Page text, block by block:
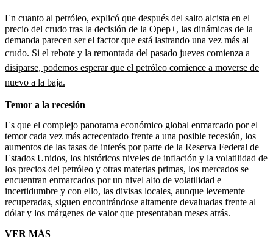
En cuanto al petróleo, explicó que después del salto alcista en el
precio del crudo tras la decisión de la Opep+, las dinámicas de la
demanda parecen ser el factor que está lastrando una vez más al
crudo. Si el rebote y la remontada del pasado jueves comienza a
disiparse, podemos esperar que el petróleo comience a moverse de
nuevo a la baja.
Temor a la recesión
Es que el complejo panorama económico global enmarcado por el
temor cada vez más acrecentado frente a una posible recesión, los
aumentos de las tasas de interés por parte de la Reserva Federal de
Estados Unidos, los históricos niveles de inflación y la volatilidad de
los precios del petróleo y otras materias primas, los mercados se
encuentran enmarcados por un nivel alto de volatilidad e
incertidumbre y con ello, las divisas locales, aunque levemente
recuperadas, siguen encontrándose altamente devaluadas frente al
dólar y los márgenes de valor que presentaban meses atrás.
VER MÁS